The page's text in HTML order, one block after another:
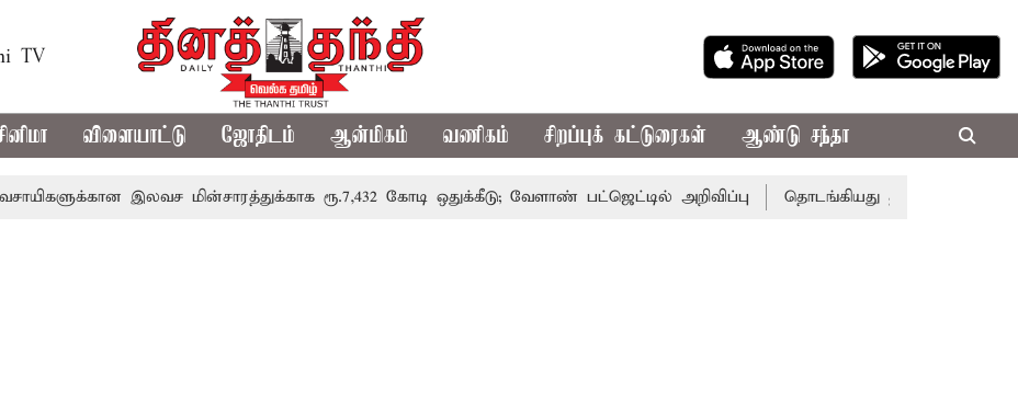
TV
விளையாட்டு ஜோதிடம் ஆன்மிகம் வணிகம் சிறப்புக் கட்டுரைகள் ஆண்டு சந்தா
இலவச மின்சாரத்துக்காக ரூ.7,432 கோடி ஒதுக்கீடு; வேளாண் பட்ஜெட்டில் அறிவிப்பு தொடங்கியது தமிழக சட்டசபை